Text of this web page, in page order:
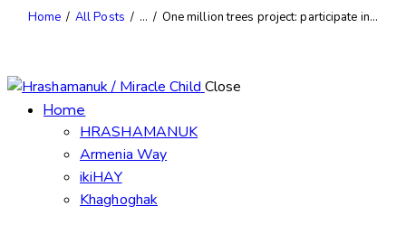
Home All Posts ... One million trees project: participate in...
Close
Home
HRASHAMANUK
Armenia Way
ikiHAY
Khaghoghak